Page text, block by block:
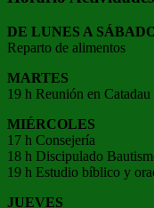
DE LUNES A
Reparto de alimentos
MARTES
19 h Reunión en Catadau
MIÉRCOLES
17 h Consejería
18 h Discipulado
19 h Estudio bíblico y
JUEVES